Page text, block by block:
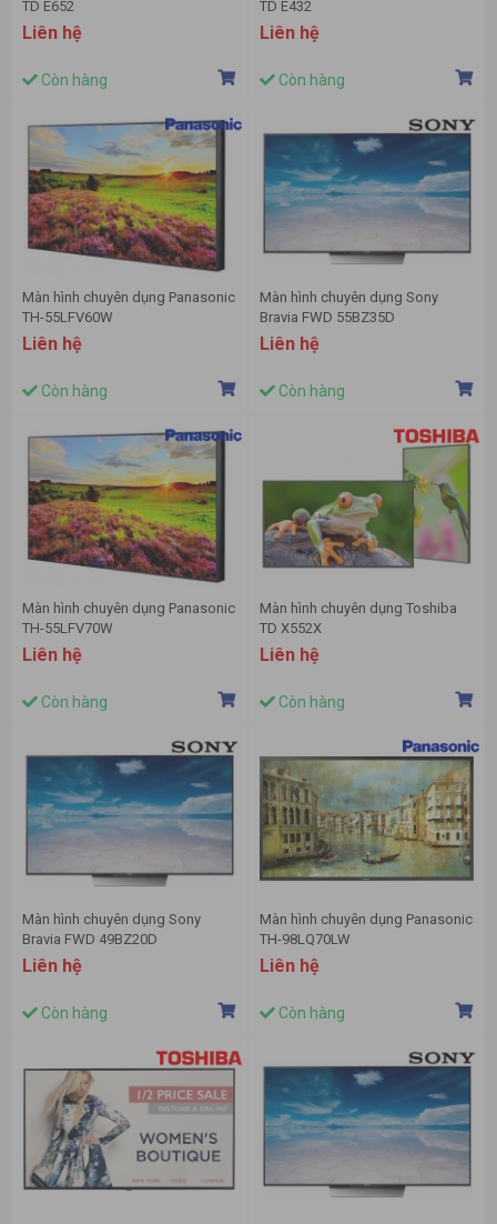
TD E652
Liên hệ
Còn hàng
TD E432
Liên hệ
Còn hàng
Màn hình chuyên dụng Panasonic
TH-55LFV60W
Liên hệ
Còn hàng
Màn hình chuyên dụng Sony
Bravia FWD 55BZ35D
Liên hệ
Còn hàng
Màn hình chuyên dụng Panasonic
TH-55LFV70W
Liên hệ
Còn hàng
Màn hình chuyên dụng Toshiba
TD X552X
Liên hệ
Còn hàng
Màn hình chuyên dụng Sony
Bravia FWD 49BZ20D
Liên hệ
Còn hàng
Màn hình chuyên dụng Panasonic
TH-98LQ70LW
Liên hệ
Còn hàng